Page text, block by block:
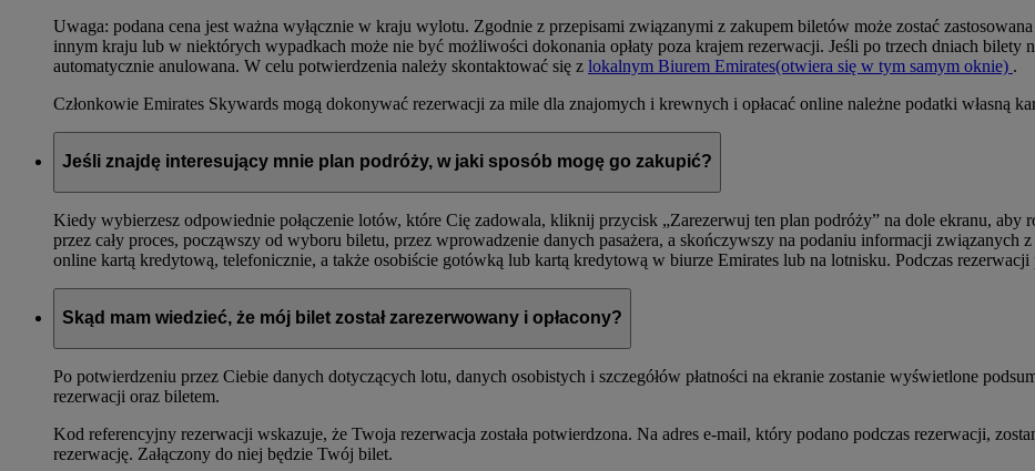
Uwaga: podana cena jest ważna wyłącznie w kraju wylotu. Zgodnie z przepisami związanymi z zakupem biletów może zostać
innym kraju lub w niektórych wypadkach może nie być możliwości dokonania opłaty poza krajem rezerwacji. Jeśli po trzech dniach bilety
automatycznie anulowana. W celu potwierdzenia należy skontaktować się z lokalnym Biurem Emirates(otwiera się w tym samym oknie) .
Członkowie Emirates Skywards mogą dokonywać rezerwacji za mile dla znajomych i krewnych i opłacać online należne podatki własną
Jeśli znajdę interesujący mnie plan podróży, w jaki sposób mogę go zakupić?
Kiedy wybierzesz odpowiednie połączenie lotów, które Cię zadowala, kliknij przycisk „Zarezerwuj ten plan podróży” na dole ekranu, aby
przez cały proces, począwszy od wyboru biletu, przez wprowadzenie danych pasażera, a skończywszy na podaniu informacji związanych z
online kartą kredytową, telefonicznie, a także osobiście gotówką lub kartą kredytową w biurze Emirates lub na lotnisku. Podczas
Skąd mam wiedzieć, że mój bilet został zarezerwowany i opłacony?
Po potwierdzeniu przez Ciebie danych dotyczących lotu, danych osobistych i szczegółów płatności na ekranie zostanie wyświetlone
rezerwacji oraz biletem.
Kod referencyjny rezerwacji wskazuje, że Twoja rezerwacja została potwierdzona. Na adres e-mail, który podano podczas rezerwacji,
rezerwację. Załączony do niej będzie Twój bilet.